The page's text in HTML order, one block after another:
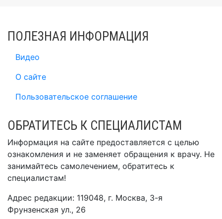
ПОЛЕЗНАЯ ИНФОРМАЦИЯ
Видео
О сайте
Пользовательское соглашение
ОБРАТИТЕСЬ К СПЕЦИАЛИСТАМ
Информация на сайте предоставляется с целью
ознакомления и не заменяет обращения к врачу. Не
занимайтесь самолечением, обратитесь к
специалистам!
Адрес редакции: 119048, г. Москва, 3-я
Фрунзенская ул., 26